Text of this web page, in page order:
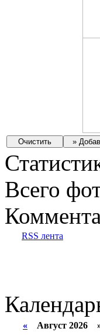
Всего
RSS лента
« Август 2026